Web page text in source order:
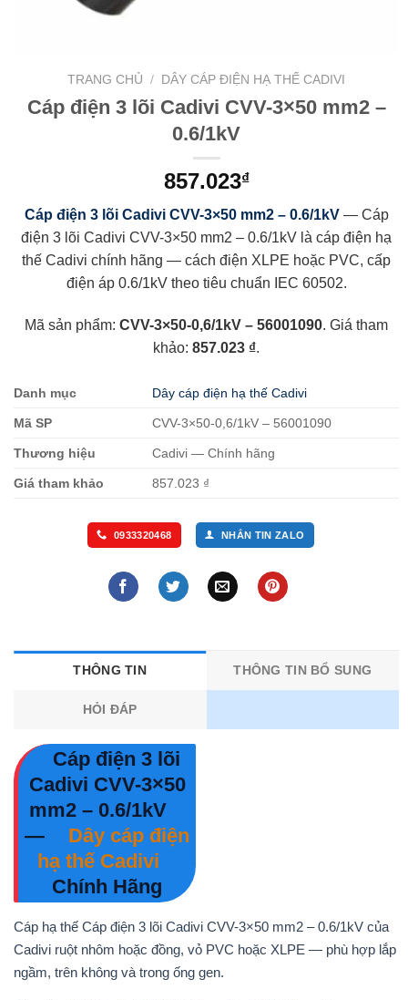
TRANG CHỦ / DÂY CÁP ĐIỆN HẠ THẾ CADIVI
Cáp điện 3 lõi Cadivi CVV-3×50 mm2 –
0.6/1kV
857.023₫
Cáp điện 3 lõi Cadivi CVV-3×50 mm2 – 0.6/1kV— Cáp
điện 3 lõi Cadivi CVV-3×50 mm2 – 0.6/1kV là cáp điện hạ
thế Cadivi chính hãng — cách điện XLPE hoặc PVC, cấp
điện áp 0.6/1kV theo tiêu chuẩn IEC 60502.
Mã sản phẩm: CVV-3×50-0,6/1kV – 56001090. Giá tham
khảo: 857.023 ₫.
Danh mục Dây cáp điện hạ thế Cadivi
Mã SP CVV-3×50-0,6/1kV – 56001090
Thương hiệu Cadivi — Chính hãng
Giá tham khảo 857.023 ₫
0933320468 NHẮN TIN ZALO
THÔNG TIN THÔNG TIN BỔ SUNG
HỎI ĐÁP
Cáp điện 3 lõi
Cadivi CVV-3×50
mm2 – 0.6/1kV
—
Dây cáp điện
hạ thế Cadivi
Chính Hãng
Cáp hạ thế Cáp điện 3 lõi Cadivi CVV-3×50 mm2 – 0.6/1kV của
Cadivi ruột nhôm hoặc đồng, vỏ PVC hoặc XLPE — phù hợp lắp
ngầm, trên không và trong ống gen.